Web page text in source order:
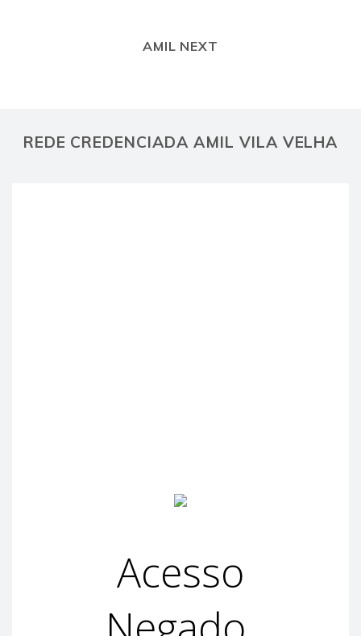
AMIL NEXT
REDE CREDENCIADA AMIL VILA VELHA